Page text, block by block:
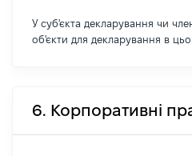
У суб'єкта декларування чи
об'єкти для декларування в
6. Корпоративні